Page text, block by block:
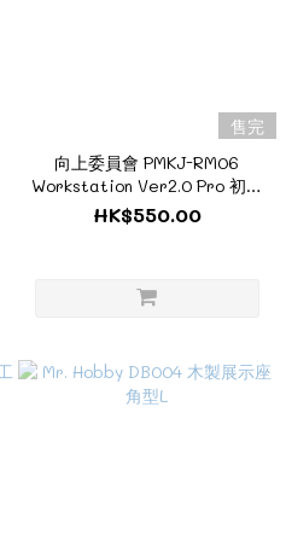
售完
向上委員會 PMKJ-RM06
Workstation Ver2.0 Pro 初音
未來 2025 Ver.
HK$550.00